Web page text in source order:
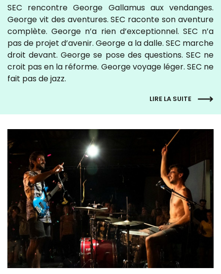
SEC rencontre George Gallamus aux vendanges.
George vit des aventures. SEC raconte son aventure
complète. George n’a rien d’exceptionnel. SEC n’a
pas de projet d’avenir. George a la dalle. SEC marche
droit devant. George se pose des questions. SEC ne
croit pas en la réforme. George voyage léger. SEC ne
fait pas de jazz.
LIRE LA SUITE